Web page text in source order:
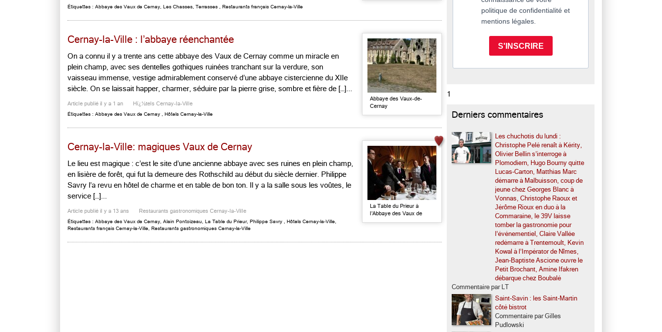
Étiquettes : Abbaye des Vaux de Cernay Les Chasses Terrasses Restaurants français Cernay-la-Ville
Cernay-la-Ville : l’abbaye réenchantée
On a connu il y a trente ans cette abbaye des Vaux de Cernay comme un miracle en
plein champ, avec ses dentelles gothiques ruinées tranchant sur la verdure, son
vaisseau immense, vestige admirablement conservé d’une abbaye cistercienne du XIIe
siècle. On se laissait happer, charmer, séduire par la pierre grise, sombre et fière de […]...
Article publié il y a 1 an Hï¿½tels Cernay-la-Ville
Étiquettes : Abbaye des Vaux de Cernay Hôtels Cernay-la-Ville
Abbaye des Vaux-de-
Cernay
Cernay-la-Ville: magiques Vaux de Cernay
Le lieu est magique : c’est le site d’une ancienne abbaye avec ses ruines en plein champ,
en lisière de forêt, qui fut la demeure des Rothschild au début du siècle dernier. Philippe
Savry l’a revu en hôtel de charme et en table de bon ton. Il y a la salle sous les voûtes, le
service […]...
Article publié il y a 13 ans Restaurants gastronomiques Cernay-la-Ville
Étiquettes : Abbaye des Vaux de Cernay Alain Pontoizeau La Table du Prieur, Philippe Savry Hôtels Cernay-la-Ville
Restaurants français Cernay-la-Ville Restaurants gastronomiques Cernay-la-Ville
La Table du Prieur à
l’Abbaye des Vaux de
Cernay
politique de confidentialité et
mentions légales.
S'INSCRIRE
1
Derniers commentaires
Les chuchotis du lundi :
Christophe Pelé renaît à Kérity,
Olivier Bellin s’interroge à
Plomodiern, Hugo Bourny quitte
Lucas-Carton, Matthias Marc
démarre à Malbuisson, coup de
jeune chez Georges Blanc à
Vonnas, Christophe Raoux et
Jérôme Rioux en duo à la
Commaraine, le 39V laisse
tomber la gastronomie pour
l’événementiel, Claire Vallée
redémarre à Trentemoult, Kevin
Kowal à l’Impérator de Nîmes,
Jean-Baptiste Ascione ouvre le
Petit Brochant, Amine Ifakren
débarque chez Boubalé
Commentaire par LT
Saint-Savin : les Saint-Martin
côté bistrot
Commentaire par Gilles
Pudlowski